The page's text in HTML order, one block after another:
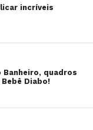
incríveis
Banheiro, quadros
Diabo!